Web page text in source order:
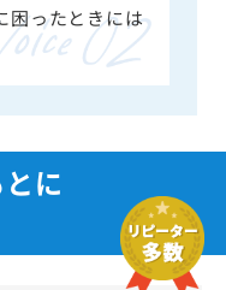
困ったときには
に